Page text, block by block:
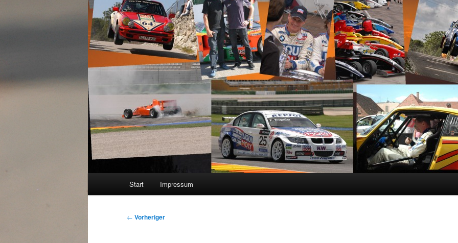
Start Impressum
Beitragsnavigation
← Vorheriger